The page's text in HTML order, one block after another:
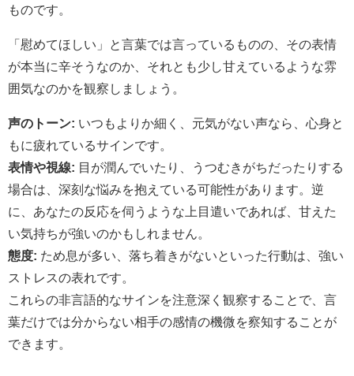
ものです。
「慰めてほしい」と言葉では言っているものの、その表情
が本当に辛そうなのか、それとも少し甘えているような雰
囲気なのかを観察しましょう。
声のトーン: いつもよりか細く、元気がない声なら、心身と
もに疲れているサインです。
表情や視線: 目が潤んでいたり、うつむきがちだったりする
場合は、深刻な悩みを抱えている可能性があります。逆
に、あなたの反応を伺うような上目遣いであれば、甘えた
い気持ちが強いのかもしれません。
態度: ため息が多い、落ち着きがないといった行動は、強い
ストレスの表れです。
これらの非言語的なサインを注意深く観察することで、言
葉だけでは分からない相手の感情の機微を察知することが
できます。